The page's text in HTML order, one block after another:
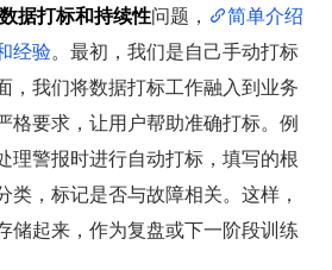
数据打标和持续性问题，
简单介绍
经验。最初，我们是自己手动打标
，我们将数据打标工作融入到业务
格要求，让用户帮助准确打标。例
理警报时进行自动打标，填写的根
类，标记是否与故障相关。这样，
储起来，作为复盘或下一阶段训练